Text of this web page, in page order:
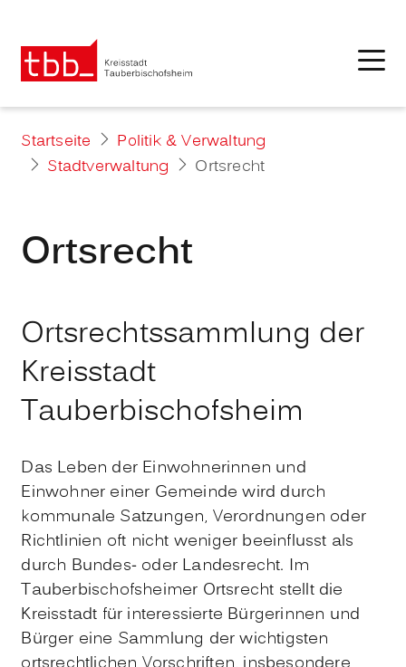
Startseite
Politik & Verwaltung
Stadtverwaltung
Ortsrecht
Ortsrecht
Ortsrechtssammlung der
Kreisstadt
Tauberbischofsheim
Das Leben der Einwohnerinnen und
Einwohner einer Gemeinde wird durch
kommunale Satzungen, Verordnungen oder
Richtlinien oft nicht weniger beeinflusst als
durch Bundes- oder Landesrecht. Im
Tauberbischofsheimer Ortsrecht stellt die
Kreisstadt für interessierte Bürgerinnen und
Bürger eine Sammlung der wichtigsten